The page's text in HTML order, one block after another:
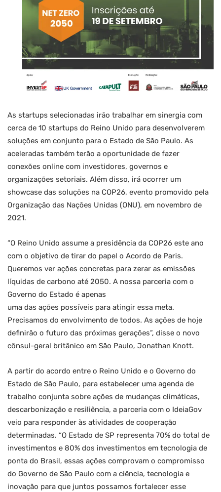
As startups selecionadas irão trabalhar em sinergia com
cerca de 10 startups do Reino Unido para desenvolverem
soluções em conjunto para o Estado de São Paulo. As
aceleradas também terão a oportunidade de fazer
conexões online com investidores, governos e
organizações setoriais. Além disso, irá ocorrer um
showcase das soluções na COP26, evento promovido pela
Organização das Nações Unidas (ONU), em novembro de
2021.
“O Reino Unido assume a presidência da COP26 este ano
com o objetivo de tirar do papel o Acordo de Paris.
Queremos ver ações concretas para zerar as emissões
líquidas de carbono até 2050. A nossa parceria com o
Governo do Estado é apenas
uma das ações possíveis para atingir essa meta.
Precisamos do envolvimento de todos. As ações de hoje
definirão o futuro das próximas gerações”, disse o novo
cônsul-geral britânico em São Paulo, Jonathan Knott.
A partir do acordo entre o Reino Unido e o Governo do
Estado de São Paulo, para estabelecer uma agenda de
trabalho conjunta sobre ações de mudanças climáticas,
descarbonização e resiliência, a parceria com o IdeiaGov
veio para responder às atividades de cooperação
determinadas. “O Estado de SP representa 70% do total de
investimentos e 80% dos investimentos em tecnologia de
ponta do Brasil, essas ações comprovam o compromisso
do Governo de São Paulo com a ciência, tecnologia e
inovação para que juntos possamos fortalecer esse